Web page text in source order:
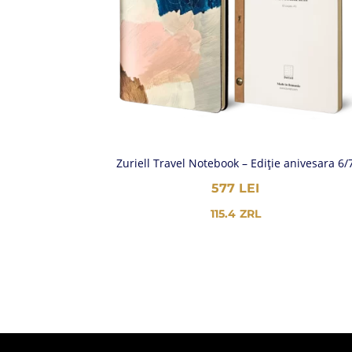
Zuriell Travel Notebook – Ediție anivesara 6/
577 LEI
115.4 ZRL